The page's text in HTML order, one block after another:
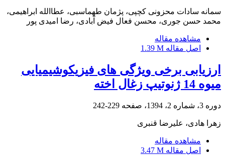
سمانه سادات محزونی کچپی، پژمان طهماسبی، عطاالله ابراهیمی،
محمد حسن جوری، محسن فعال فیض آبادی، رضا امیدی پور
مشاهده مقاله
اصل مقاله 1.39 M
ارزیابی برخی ویژگی های فیزیکوشیمیایی
میوه 14 ژنوتیپ زغال اخته
دوره 3، شماره 2، 1394، صفحه 229-242
زهرا هادی، علیرضا قنبری
مشاهده مقاله
اصل مقاله 3.47 M